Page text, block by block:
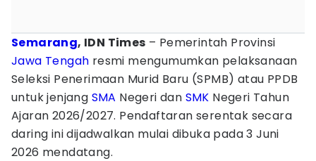
Semarang, IDN Times – Pemerintah Provinsi
Jawa Tengah resmi mengumumkan pelaksanaan
Seleksi Penerimaan Murid Baru (SPMB) atau PPDB
untuk jenjang SMA Negeri dan SMK Negeri Tahun
Ajaran 2026/2027. Pendaftaran serentak secara
daring ini dijadwalkan mulai dibuka pada 3 Juni
2026 mendatang.